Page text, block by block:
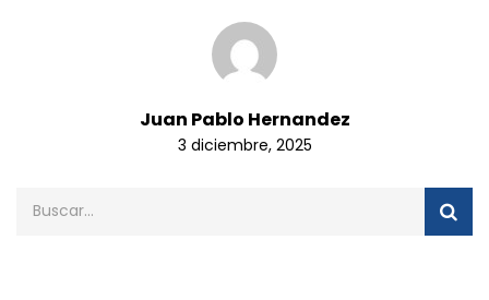
Juan Pablo Hernandez
3 diciembre, 2025